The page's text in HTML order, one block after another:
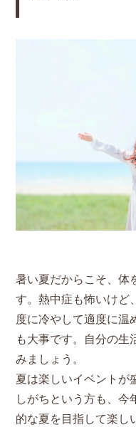
暑い夏だからこそ、体
す。熱中症も怖いけど
度に冷やして適度に温
も大事です。自分の生
みましょう。
夏は楽しいイベントが
しがちという方も、
的な夏を目指して楽し